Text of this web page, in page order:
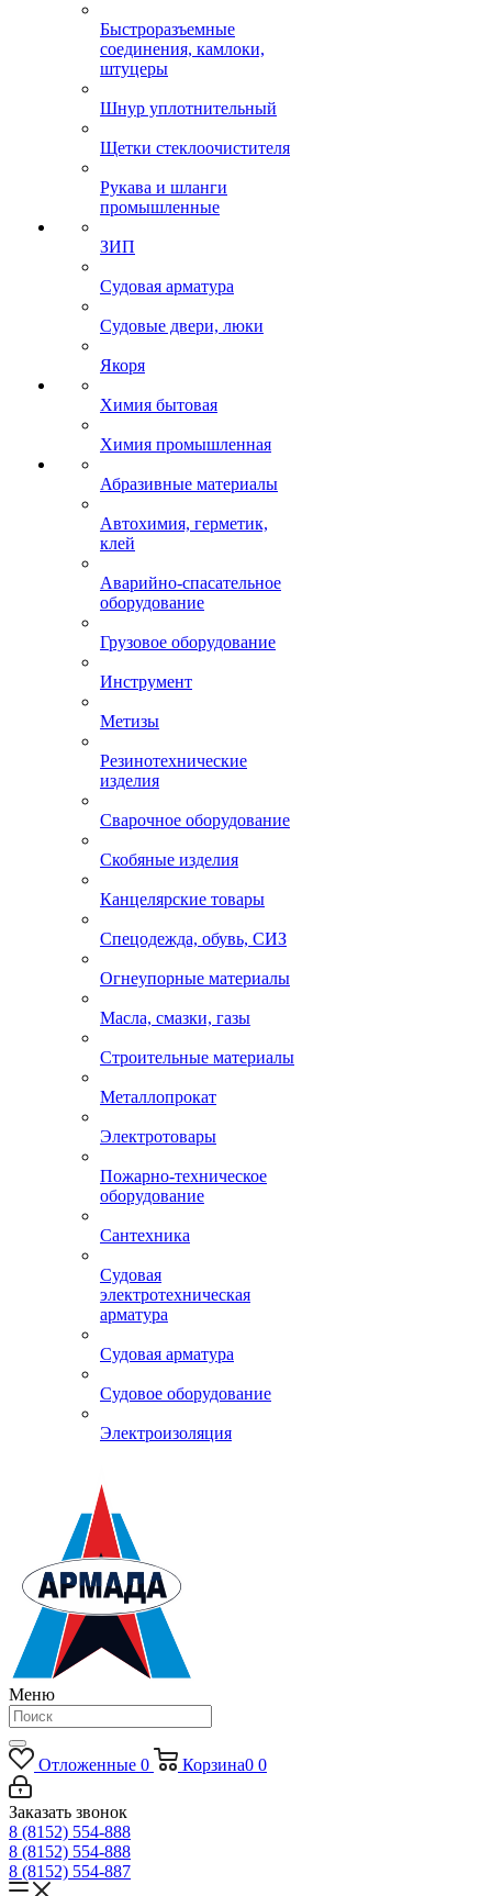
Быстроразъемные
соединения, камлоки,
штуцеры
Шнур уплотнительный
Щетки стеклоочистителя
Рукава и шланги
промышленные
ЗИП
Судовая арматура
Судовые двери, люки
Якоря
Химия бытовая
Химия промышленная
Абразивные материалы
Автохимия, герметик,
клей
Аварийно-спасательное
оборудование
Грузовое оборудование
Инструмент
Метизы
Резинотехнические
изделия
Сварочное оборудование
Скобяные изделия
Канцелярские товары
Спецодежда, обувь, СИЗ
Огнеупорные материалы
Масла, смазки, газы
Строительные материалы
Металлопрокат
Электротовары
Пожарно-техническое
оборудование
Сантехника
Судовая
электротехническая
арматура
Судовая арматура
Судовое оборудование
Электроизоляция
Меню
Отложенные 0 Корзина0 0
Заказать звонок
8 (8152) 554-888
8 (8152) 554-888
8 (8152) 554-887